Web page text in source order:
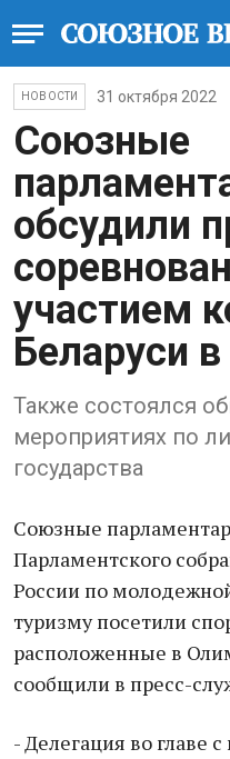
НОВОСТИ 31 октября 2022
Союзные
обсудили
участием
Беларуси
Также состоялся
мероприятиях по
государства
Союзные
Парламентского
России по
туризму посетили
расположенные в
сообщили в пресс-
- Делегация во главе